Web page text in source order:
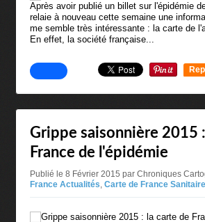
Après avoir publié un billet sur l'épidémie
relaie à nouveau cette semaine une
me semble très intéressante : la carte de
En effet, la société française...
Grippe saisonnière 2015
France de l'épidémie
Publié le 8 Février 2015 par Chroniques
France Actualités, Carte de France